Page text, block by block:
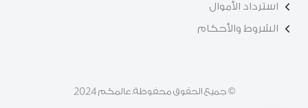
استرداد الأموال
الشروط والأحكام
© جميع الحقوق محفوظة. عالمكم 2024